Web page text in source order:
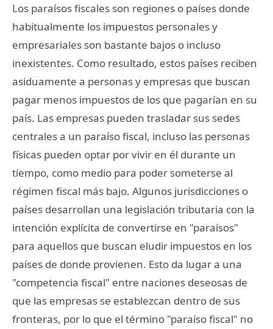
Los paraísos fiscales son regiones o países donde
habitualmente los impuestos personales y
empresariales son bastante bajos o incluso
inexistentes. Como resultado, estos países reciben
asiduamente a personas y empresas que buscan
pagar menos impuestos de los que pagarían en su
país. Las empresas pueden trasladar sus sedes
centrales a un paraíso fiscal, incluso las personas
físicas pueden optar por vivir en él durante un
tiempo, como medio para poder someterse al
régimen fiscal más bajo. Algunos jurisdicciones o
países desarrollan una legislación tributaria con la
intención explícita de convertirse en "paraísos"
para aquellos que buscan eludir impuestos en los
países de donde provienen. Esto da lugar a una
"competencia fiscal" entre naciones deseosas de
que las empresas se establezcan dentro de sus
fronteras, por lo que el término "paraíso fiscal" no